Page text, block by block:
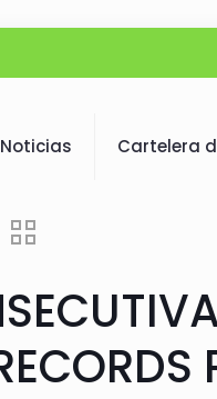
Noticias Cartelera